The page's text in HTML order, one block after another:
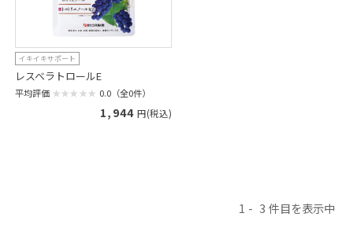
イキイキサポート
レスベラトロールE
平均評価 0.0（全0件）
1,944 円(税込)
1 3